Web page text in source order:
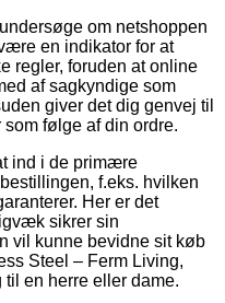
om netshoppen
en indikator for at
regler, foruden at online
af sagkyndige som
giver det dig genvej til
følge af din ordre.
ind i de primære
f.eks. hvilken
Her er det
sikrer sin
vil kunne bevidne sit køb
Steel – Ferm Living,
en herre eller dame.